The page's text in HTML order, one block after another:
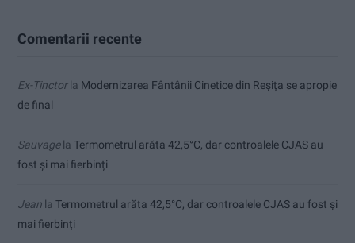
Comentarii recente
Ex-Tinctorla Modernizarea Fântânii Cinetice din Reșița se apropie
de final
Sauvagela Termometrul arăta 42,5°C, dar controalele CJAS au
fost și mai fierbinți
Jean la Termometrul arăta 42,5°C, dar controalele CJAS au fost și
mai fierbinți